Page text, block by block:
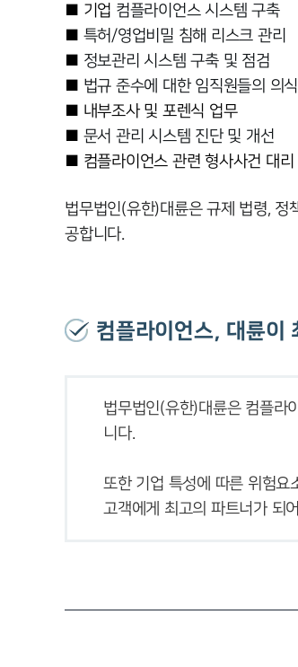
■ 기업 컴플라이언스 시스템 구축
■ 특허/영업비밀 침해 리스크 관리
■ 정보관리 시스템 구축 및 점검
■ 법규 준수에 대한 임직원들의 의
■ 내부조사 및 포렌식 업무
■ 문서 관리 시스템 진단 및 개선
■ 컴플라이언스 관련 형사사건 대리
법무법인(유한)대륜은 규제 법령, 정
공합니다.
컴플라이언스, 대륜이
법무법인(유한)대륜은 컴플라
또한 기업 특성에 따른 위험요
고객에게 최고의 파트너가 되